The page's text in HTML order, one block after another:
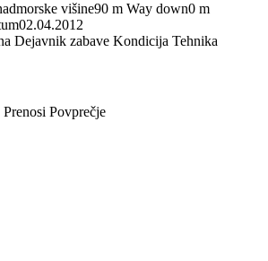
višine90 m Way down0 m
02.04.2012
Dejavnik zabave Kondicija Tehnika
Prenosi Povprečje